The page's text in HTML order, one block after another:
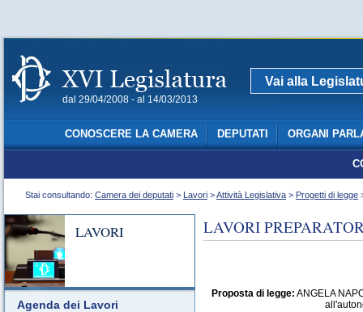
dal 29/04/2008 - al 14/03/2013
Vai alla
CONOSCERE LA CAMERA DEPUTATI ORGANI
Stai consultando: Camera dei deputati > Lavori >Attività Legislativa > Progetti di legge
LAVORI
Agenda dei Lavori
LAVORI
Proposta di legge: ANGELA